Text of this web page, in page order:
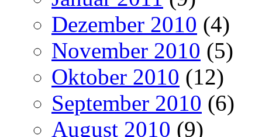
Dezember 2010 (4)
November 2010 (5)
Oktober 2010 (12)
September 2010 (6)
August 2010 (9)